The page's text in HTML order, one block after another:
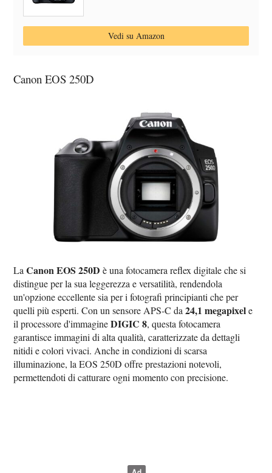
Vedi su Amazon
Canon EOS 250D
LaCanon EOS 250D è una fotocamera reflex digitale che si
distingue per la sua leggerezza e versatilità, rendendola
un'opzione eccellente sia per i fotografi principianti che per
quelli più esperti. Con un sensore APS-C da24,1 megapixele
il processore d'immagineDIGIC 8, questa fotocamera
garantisce immagini di alta qualità, caratterizzate da dettagli
nitidi e colori vivaci. Anche in condizioni di scarsa
illuminazione, la EOS 250D offre prestazioni notevoli,
permettendoti di catturare ogni momento con precisione.